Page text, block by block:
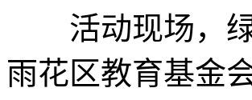
活动现场，绿
雨花区教育基金